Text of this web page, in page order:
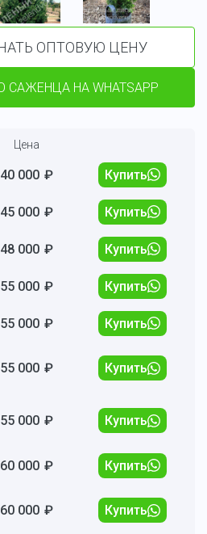
ОПТОВУЮ ЦЕНУ
НА WHATSAPP
Цена
40 000 ₽
Купить
45 000 ₽
Купить
48 000 ₽
Купить
55 000 ₽
Купить
55 000 ₽
Купить
55 000 ₽ Купить
55 000 ₽ Купить
60 000 ₽
Купить
60 000 ₽ Купить